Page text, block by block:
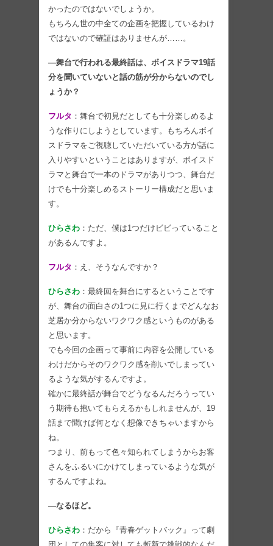
かったのではないでしょうか。
もちろん世の中全ての企画を把握しているわけ
ではないので確証はありませんが……。
―舞台で行われる最終話は、ボイスドラマ19話
分を聞いていないと話の筋が分からないのでし
ょうか？
フルタ ：舞台で初見だとしても十分楽しめるよ
うな作りにしようとしています。もちろんボイ
スドラマをご視聴していただいている方が話に
入りやすいということはありますが、ボイスド
ラマと舞台で一本のドラマがありつつ、舞台だ
けでも十分楽しめるストーリー構成だと思いま
す。
ひらさわ ：ただ、僕は1つだけビビっていること
があるんですよ。
フルタ ：え、そうなんですか？
ひらさわ ：最終回を舞台にするということです
が、舞台の面白さの1つに見に行くまでどんなお
芝居か分からないワクワク感というものがある
と思います。
でも今回の企画って事前に内容を公開している
わけだからそのワクワク感を削いでしまってい
るような気がするんですよ。
確かに最終話が舞台でどうなるんだろうってい
う期待も抱いてもらえるかもしれませんが、19
話まで聞けば何となく想像できちゃいますから
ね。
つまり、前もって色々知られてしまうからお客
さんをふるいにかけてしまっているような気が
するんですよね。
―なるほど。
ひらさわ ：だから『青春ゲットバック』って劇